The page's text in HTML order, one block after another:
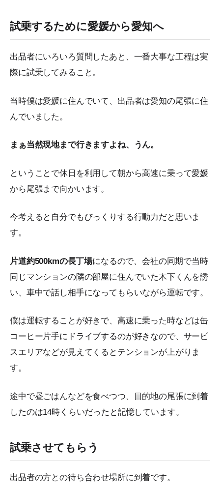
試乗するために愛媛から愛知へ
出品者にいろいろ質問したあと、一番大事な工程は実
際に試乗してみること。
当時僕は愛媛に住んでいて、出品者は愛知の尾張に住
んでいました。
まぁ当然現地まで行きますよね、うん。
ということで休日を利用して朝から高速に乗って愛媛
から尾張まで向かいます。
今考えると自分でもびっくりする行動力だと思いま
す。
片道約500kmの長丁場になるので、会社の同期で当時
同じマンションの隣の部屋に住んでいた木下くんを誘
い、車中で話し相手になってもらいながら運転です。
僕は運転することが好きで、高速に乗った時などは缶
コーヒー片手にドライブするのが好きなので、サービ
スエリアなどが見えてくるとテンションが上がりま
す。
途中で昼ごはんなどを食べつつ、目的地の尾張に到着
したのは14時くらいだったと記憶しています。
試乗させてもらう
出品者の方との待ち合わせ場所に到着です。